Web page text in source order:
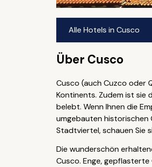
Alle Hotels in Cusco
Über Cusco
Cusco (auch Cuzco oder
Kontinents. Zudem ist sie
belebt. Wenn Ihnen die
umgebauten historischen
Stadtviertel, schauen Sie
Die wunderschön
Cusco. Enge,